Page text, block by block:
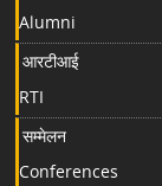
Alumni
आरटीआई
RTI
सम्मेलन
Conferences